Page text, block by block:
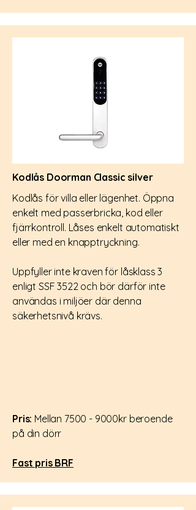
Kodlås Doorman Classic silver
Kodlås för villa eller lägenhet. Öppna
enkelt med passerbricka, kod eller
fjärrkontroll. Låses enkelt automatiskt
eller med en knapptryckning.
Uppfyller inte kraven för låsklass 3
enligt SSF 3522 och bör därför inte
användas i miljöer där denna
säkerhetsnivå krävs.
Pris: Mellan 7500 - 9000kr beroende
på din dörr
Fast pris BRF